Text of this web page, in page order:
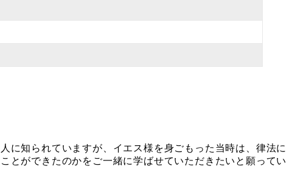
知られていますが、イエス様を身ごもった当時は、律法に
とができたのかをご一緒に学ばせていただきたいと願ってい